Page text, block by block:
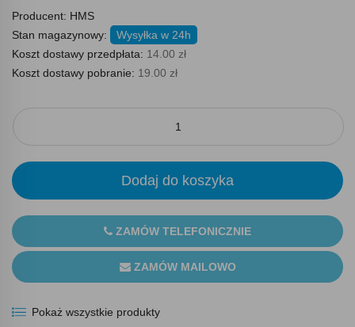
Producent: HMS
Stan magazynowy:
Wysyłka w 24h
Koszt dostawy przedpłata: 14.00 zł
Koszt dostawy pobranie: 19.00 zł
Dodaj do koszyka
ZAMÓW TELEFONICZNIE
ZAMÓW MAILOWO
Pokaż wszystkie produkty